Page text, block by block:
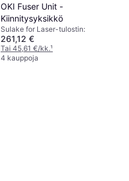
OKI Fuser Unit -
Kiinnitysyksikkö
Sulake for Laser-tulostin:
261,12 €
Tai 45,61 €/kk.¹
4 kauppoja